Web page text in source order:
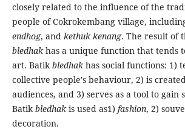
closely related to the influence of the
people of Cokrokembang village,
endhog, and kethuk kenang. The result of
bledhakhas a unique function that tends
art. Batikbledhakhas social functions: 1)
collective people's behaviour, 2) is
audiences, and 3) serves as a tool to gain
Batikbledhakis used as1) fashion, 2)
decoration.